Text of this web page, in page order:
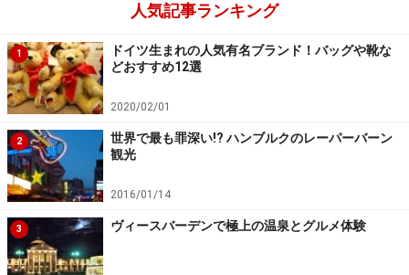
人気記事ランキング
1
ドイツ生まれの人気有名ブランド！バッグや靴な
どおすすめ12選
2020/02/01
2
世界で最も罪深い!? ハンブルクのレーパーバーン
観光
2016/01/14
3 ヴィースバーデンで極上の温泉とグルメ体験